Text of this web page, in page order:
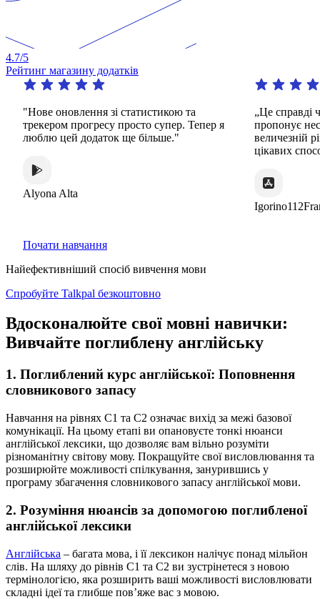
4.7/5
Рейтинг магазину додатків
"Нове оновлення зі статистикою та
трекером прогресу просто супер. Тепер я
люблю цей додаток ще більше."
Alyona Alta
„Це справді
пропонує
величезній
цікавих
Почати навчання
Найефективніший спосіб вивчення мови
Спробуйте Talkpal безкоштовно
Вдосконалюйте свої мовні навички:
Вивчайте поглиблену англійську
1. Поглиблений курс англійської: Поповнення
словникового запасу
Навчання на рівнях С1 та С2 означає вихід за межі базової
комунікації. На цьому етапі ви опановуєте тонкі нюанси
англійської лексики, що дозволяє вам вільно розуміти
різноманітну світову мову. Покращуйте свої висловлювання та
розширюйте можливості спілкування, занурившись у
програму збагачення словникового запасу англійської мови.
2. Розуміння нюансів за допомогою поглибленої
англійської лексики
Англійська – багата мова, і її лексикон налічує понад мільйон
слів. На шляху до рівнів С1 та С2 ви зустрінетеся з новою
термінологією, яка розширить ваші можливості висловлювати
складні ідеї та глибше пов’яже вас з мовою.